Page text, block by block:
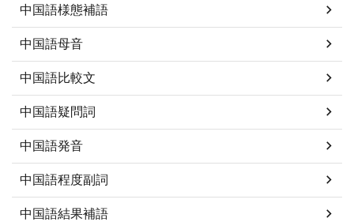
中国語様態補語
中国語母音
中国語比較文
中国語疑問詞
中国語発音
中国語程度副詞
中国語結果補語